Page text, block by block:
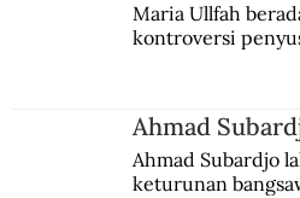
Maria Ullfah
kontroversi
Ahmad
Ahmad Subardjo
keturunan